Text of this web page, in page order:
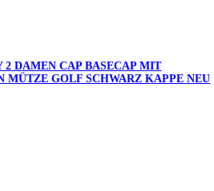
2 DAMEN CAP BASECAP MIT
MÜTZE GOLF SCHWARZ KAPPE NEU